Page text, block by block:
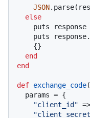
JSON
else
end
end
def exchange_code(
"client_id" =>